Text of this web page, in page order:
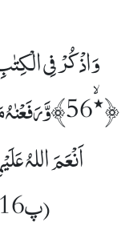
وَاذْکُرْ فِی
اَنْعَمَ اللہُ
(پ16،مریم:56 ۔ 58)